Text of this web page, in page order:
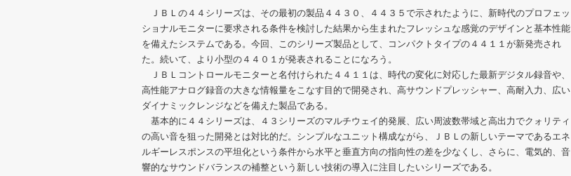
ＪＢＬの４４シリーズは、その最初の製品４４３０、４４３５で示されたように、新時代のプロフェッ
ショナルモニターに要求される条件を検討した結果から生まれたフレッシュな感覚のデザインと基本性能
を備えたシステムである。今回、このシリーズ製品として、コンパクトタイプの４４１１が新発売され
た。続いて、より小型の４４０１が発表されることになろう。
ＪＢＬコントロールモニターと名付けられた４４１１は、時代の変化に対応した最新デジタル録音や、
高性能アナログ録音の大きな情報量をこなす目的で開発され、高サウンドプレッシャー、高耐入力、広い
ダイナミックレンジなどを備えた製品である。
基本的に４４シリーズは、４３シリーズのマルチウェイ的発展、広い周波数帯域と高出力でクォリティ
の高い音を狙った開発とは対比的だ。シンプルなユニット構成ながら、ＪＢＬの新しいテーマであるエネ
ルギーレスポンスの平坦化という条件から水平と垂直方向の指向性の差を少なくし、さらに、電気的、音
響的なサウンドバランスの補整という新しい技術の導入に注目したいシリーズである。